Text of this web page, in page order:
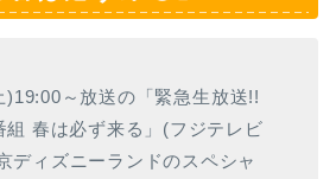
)19:00～放送の「緊急生放送!!
組 春は必ず来る」(フジテレビ
ディズニーランドのスペシャ